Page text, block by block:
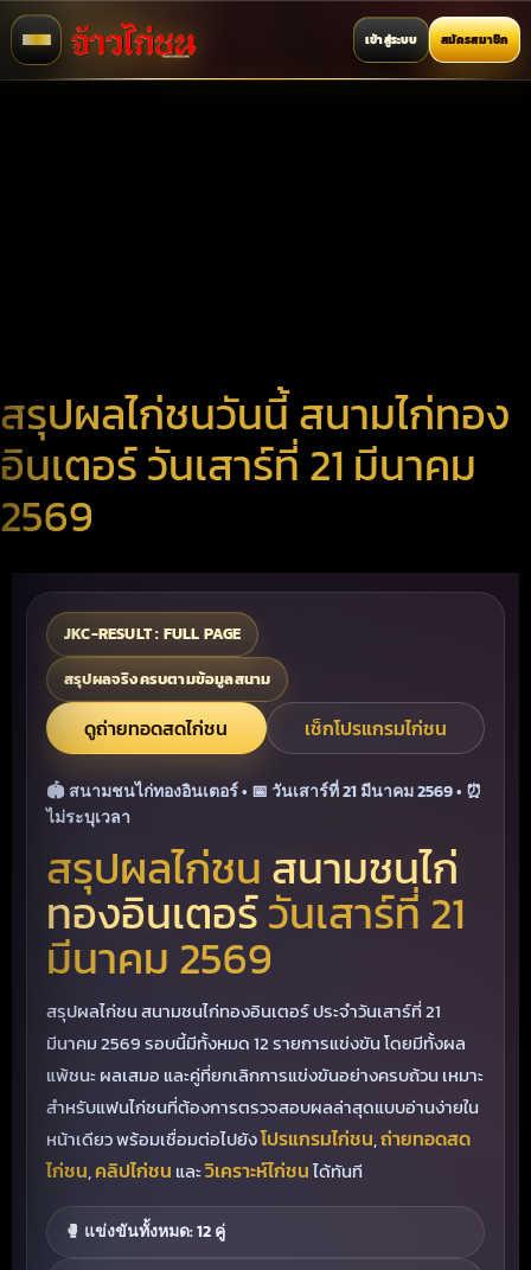
เข้าสู่ระบบ สมัครสมาชิก
สรุปผลไก่ชนวันนี้ สนามไก่ทอง
อินเตอร์ วันเสาร์ที่ 21 มีนาคม
2569
JKC-RESULT : FULL PAGE
สรุปผลจริงครบตามข้อมูลสนาม
ดูถ่ายทอดสดไก่ชน เช็กโปรแกรมไก่ชน
🏟 สนามชนไก่ทองอินเตอร์ • 📅 วันเสาร์ที่ 21 มีนาคม 2569 • ⏰
ไม่ระบุเวลา
สรุปผลไก่ชน สนามชนไก่
ทองอินเตอร์วันเสาร์ที่ 21
มีนาคม 2569
สรุปผลไก่ชน สนามชนไก่ทองอินเตอร์ ประจำวันเสาร์ที่ 21
มีนาคม 2569 รอบนี้มีทั้งหมด 12 รายการแข่งขัน โดยมีทั้งผล
แพ้ชนะ ผลเสมอ และคู่ที่ยกเลิกการแข่งขันอย่างครบถ้วน เหมาะ
สำหรับแฟนไก่ชนที่ต้องการตรวจสอบผลล่าสุดแบบอ่านง่ายใน
หน้าเดียว พร้อมเชื่อมต่อไปยังโปรแกรมไก่ชน,ถ่ายทอดสด
ไก่ชน,คลิปไก่ชน และวิเคราะห์ไก่ชนได้ทันที
🥊 แข่งขันทั้งหมด: 12 คู่